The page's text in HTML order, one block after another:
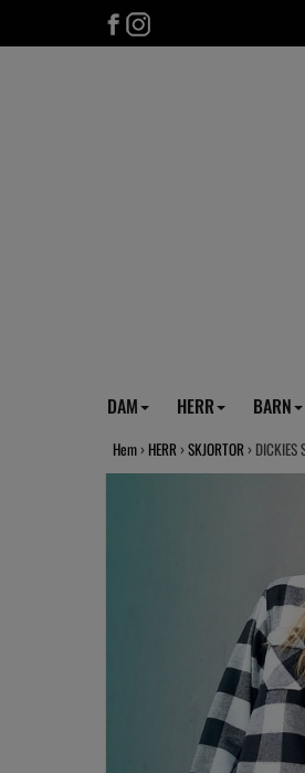
DAM HERR BARN
Hem › HERR ›SKJORTOR › DICKIES